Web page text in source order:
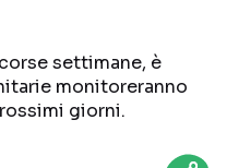
settimane, è
monitoreranno
giorni.